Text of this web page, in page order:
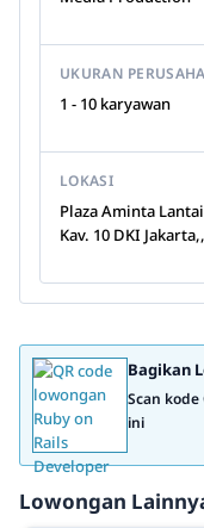
UKURAN
1 - 10 karyawan
LOKASI
Plaza Aminta
Kav. 10 DKI
Bagikan
Scan
ini
Lowongan